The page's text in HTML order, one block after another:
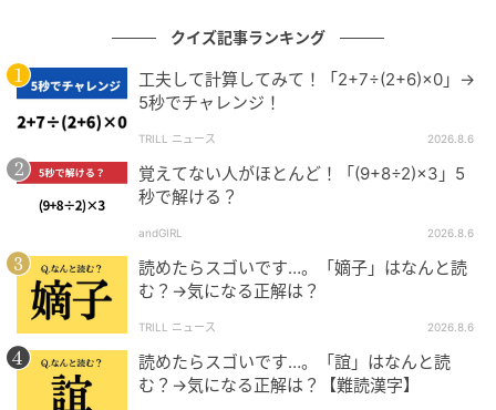
クイズ記事ランキング
工夫して計算してみて！「2+7÷(2+6)×0」→
5秒でチャレンジ！
TRILL ニュース 2026.8.6
覚えてない人がほとんど！「(9+8÷2)×3」5
秒で解ける？
andGIRL 2026.8.6
読めたらスゴいです…。「嫡子」はなんと読
む？→気になる正解は？
TRILL ニュース 2026.8.6
読めたらスゴいです…。「誼」はなんと読
む？→気になる正解は？【難読漢字】